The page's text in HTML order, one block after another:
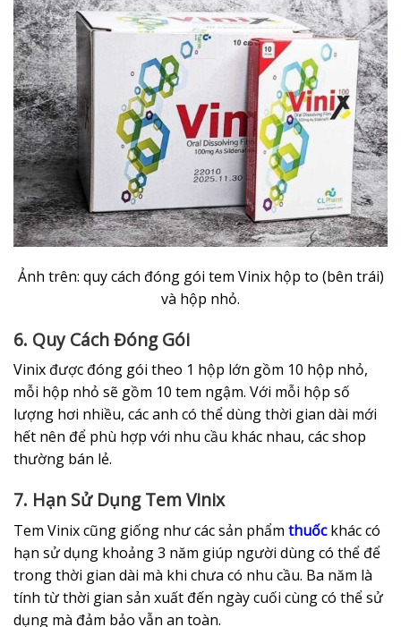
Ảnh trên: quy cách đóng gói tem Vinix hộp to (bên trái)
và hộp nhỏ.
6. Quy Cách Đóng Gói
Vinix được đóng gói theo 1 hộp lớn gồm 10 hộp nhỏ,
mỗi hộp nhỏ sẽ gồm 10 tem ngậm. Với mỗi hộp số
lượng hơi nhiều, các anh có thể dùng thời gian dài mới
hết nên để phù hợp với nhu cầu khác nhau, các shop
thường bán lẻ.
7. Hạn Sử Dụng Tem Vinix
Tem Vinix cũng giống như các sản phẩm thuốckhác có
hạn sử dụng khoảng 3 năm giúp người dùng có thể để
trong thời gian dài mà khi chưa có nhu cầu. Ba năm là
tính từ thời gian sản xuất đến ngày cuối cùng có thể sử
dụng mà đảm bảo vẫn an toàn.